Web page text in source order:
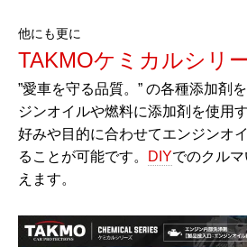
他にも更に
TAKMOケミカルシリ
”愛車を守る品質。” の各種添加剤
ジンオイルや燃料に添加剤を使用
好みや目的に合わせてエンジンオ
ることが可能です。
DIYでのクル
えます。